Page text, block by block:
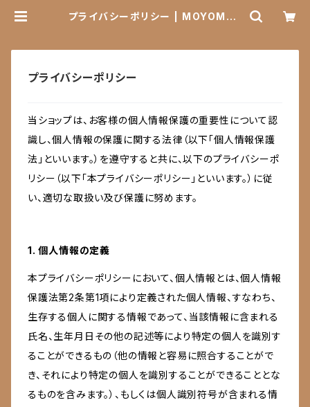
プライバシーポリシー | MOYOMOY
プライバシーポリシー
当ショップは、お客様の個人情報保護の重要性について認
識し、個人情報の保護に関する法律（以下「個人情報保護
法」といいます。）を遵守すると共に、以下のプライバシーポ
リシー（以下「本プライバシーポリシー」といいます。）に従
い、適切な取扱い及び保護に努めます。
1. 個人情報の定義
本プライバシーポリシーにおいて、個人情報とは、個人情報
保護法第2条第1項により定義された個人情報、すなわち、
生存する個人に関する情報であって、当該情報に含まれる
氏名、生年月日その他の記述等により特定の個人を識別す
ることができるもの（他の情報と容易に照合することがで
き、それにより特定の個人を識別することができることとな
るものを含みます。）、もしくは個人識別符号が含まれる情